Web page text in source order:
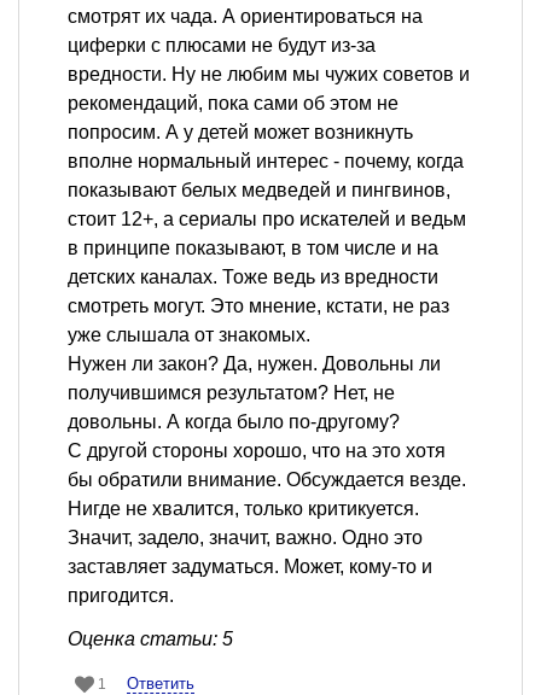
смотрят их чада. А ориентироваться на
циферки с плюсами не будут из-за
вредности. Ну не любим мы чужих советов и
рекомендаций, пока сами об этом не
попросим. А у детей может возникнуть
вполне нормальный интерес - почему, когда
показывают белых медведей и пингвинов,
стоит 12+, а сериалы про искателей и ведьм
в принципе показывают, в том числе и на
детских каналах. Тоже ведь из вредности
смотреть могут. Это мнение, кстати, не раз
уже слышала от знакомых.
Нужен ли закон? Да, нужен. Довольны ли
получившимся результатом? Нет, не
довольны. А когда было по-другому?
С другой стороны хорошо, что на это хотя
бы обратили внимание. Обсуждается везде.
Нигде не хвалится, только критикуется.
Значит, задело, значит, важно. Одно это
заставляет задуматься. Может, кому-то и
пригодится.
Оценка статьи: 5
1 Ответить